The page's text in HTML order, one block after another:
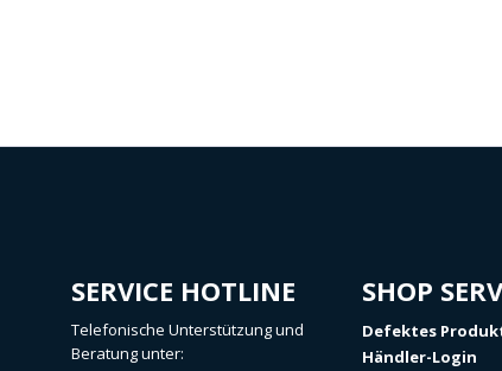
SERVICE HOTLINE
Telefonische Unterstützung und
Beratung unter:
SHOP
Defektes
Händler-Login